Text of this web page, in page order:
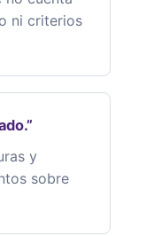
ni criterios
y
sobre